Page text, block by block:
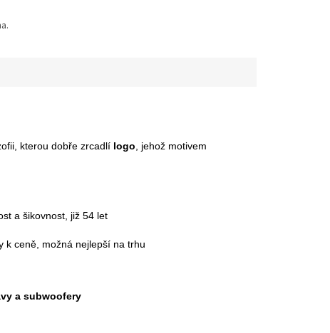
kterou dobře zrcadlí logo , jehož motivem
a šikovnost, již 54 let
k ceně, možná nejlepší na trhu
a subwoofery